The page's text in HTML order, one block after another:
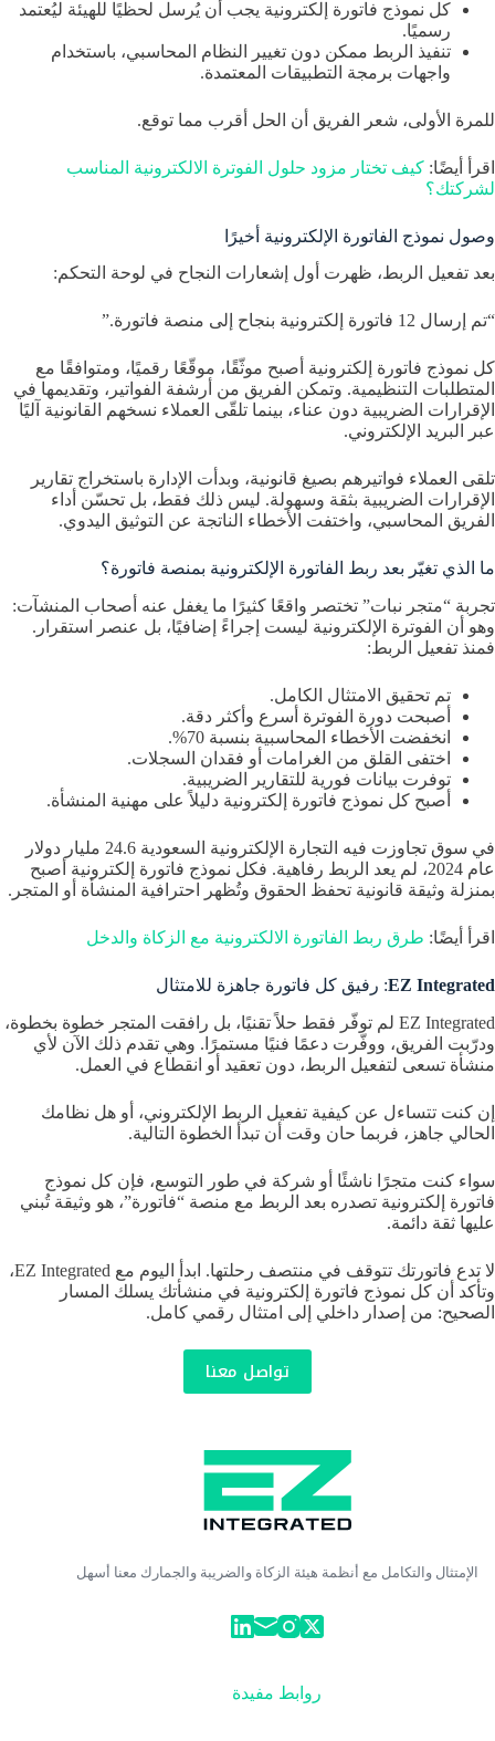
كل نموذج فاتورة إلكترونية يجب أن يُرسل لحظيًا للهيئة ليُعتمد
رسميًا.
تنفيذ الربط ممكن دون تغيير النظام المحاسبي، باستخدام
واجهات برمجة التطبيقات المعتمدة.
للمرة الأولى، شعر الفريق أن الحل أقرب مما توقع.
اقرأ أيضًا: كيف تختار مزود حلول الفوترة الالكترونية المناسب
لشركتك؟
وصول نموذج الفاتورة الإلكترونية أخيرًا
بعد تفعيل الربط، ظهرت أول إشعارات النجاح في لوحة التحكم:
“تم إرسال 12 فاتورة إلكترونية بنجاح إلى منصة فاتورة.”
كل نموذج فاتورة إلكترونية أصبح موثّقًا، موقّعًا رقميًا، ومتوافقًا مع
المتطلبات التنظيمية. وتمكن الفريق من أرشفة الفواتير، وتقديمها في
الإقرارات الضريبية دون عناء، بينما تلقّى العملاء نسخهم القانونية آليًا
عبر البريد الإلكتروني.
تلقى العملاء فواتيرهم بصيغ قانونية، وبدأت الإدارة باستخراج تقارير
الإقرارات الضريبية بثقة وسهولة. ليس ذلك فقط، بل تحسّن أداء
الفريق المحاسبي، واختفت الأخطاء الناتجة عن التوثيق اليدوي.
ما الذي تغيّر بعد ربط الفاتورة الإلكترونية بمنصة فاتورة؟
تجربة “متجر نبات” تختصر واقعًا كثيرًا ما يغفل عنه أصحاب المنشآت:
وهو أن الفوترة الإلكترونية ليست إجراءً إضافيًا، بل عنصر استقرار.
فمنذ تفعيل الربط:
تم تحقيق الامتثال الكامل.
أصبحت دورة الفوترة أسرع وأكثر دقة.
انخفضت الأخطاء المحاسبية بنسبة 70%.
اختفى القلق من الغرامات أو فقدان السجلات.
توفرت بيانات فورية للتقارير الضريبية.
أصبح كل نموذج فاتورة إلكترونية دليلاً على مهنية المنشأة.
في سوق تجاوزت فيه التجارة الإلكترونية السعودية 24.6 مليار دولار
عام 2024، لم يعد الربط رفاهية. فكل نموذج فاتورة إلكترونية أصبح
بمنزلة وثيقة قانونية تحفظ الحقوق وتُظهر احترافية المنشأة أو المتجر.
اقرأ أيضًا: طرق ربط الفاتورة الالكترونية مع الزكاة والدخل
EZ Integrated: رفيق كل فاتورة جاهزة للامتثال
EZ Integrated لم توفّر فقط حلاً تقنيًا، بل رافقت المتجر خطوة بخطوة،
ودرّبت الفريق، ووفّرت دعمًا فنيًا مستمرًا. وهي تقدم ذلك الآن لأي
منشأة تسعى لتفعيل الربط، دون تعقيد أو انقطاع في العمل.
إن كنت تتساءل عن كيفية تفعيل الربط الإلكتروني، أو هل نظامك
الحالي جاهز، فربما حان وقت أن تبدأ الخطوة التالية.
سواء كنت متجرًا ناشئًا أو شركة في طور التوسع، فإن كل نموذج
فاتورة إلكترونية تصدره بعد الربط مع منصة “فاتورة”، هو وثيقة تُبني
عليها ثقة دائمة.
لا تدع فاتورتك تتوقف في منتصف رحلتها. ابدأ اليوم مع EZ Integrated،
وتأكد أن كل نموذج فاتورة إلكترونية في منشأتك يسلك المسار
الصحيح: من إصدار داخلي إلى امتثال رقمي كامل.
تواصل معنا
الإمتثال والتكامل مع أنظمة هيئة الزكاة والضريبة والجمارك معنا أسهل
روابط مفيدة